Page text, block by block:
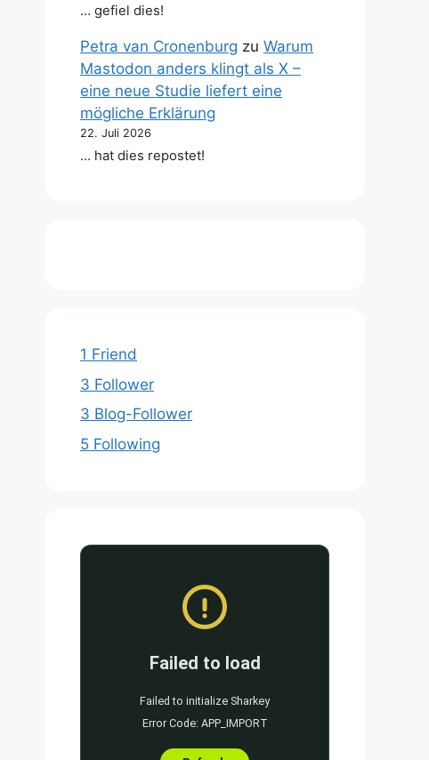
… gefiel dies!
Petra van Cronenburg zu Warum
Mastodon anders klingt als X –
eine neue Studie liefert eine
mögliche Erklärung
22. Juli 2026
… hat dies repostet!
1 Friend
3 Follower
3 Blog-Follower
5 Following